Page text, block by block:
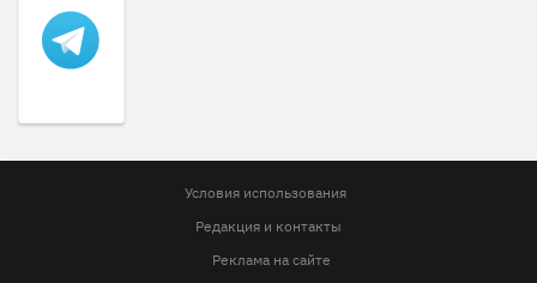
Условия использования
Редакция и контакты
Реклама на сайте